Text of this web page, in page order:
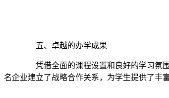
五、卓越的办学成果
凭借全面的课程设置和良好的学习氛围
名企业建立了战略合作关系，为学生提供了丰